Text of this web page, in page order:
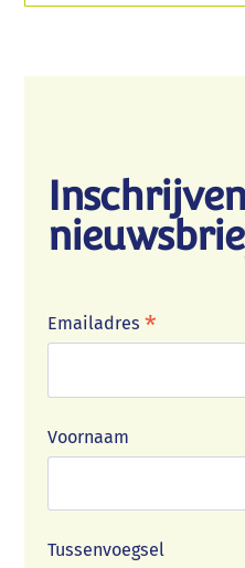
Inschrijven
Emailadres*
Voornaam
Tussenvoegsel